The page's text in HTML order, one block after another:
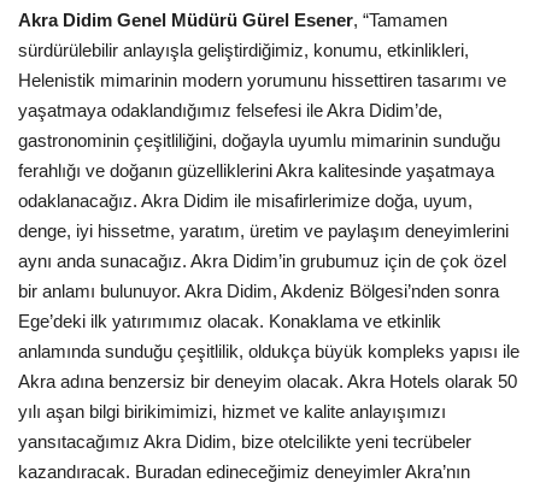
Akra Didim Genel Müdürü Gürel Esener, “Tamamen
sürdürülebilir anlayışla geliştirdiğimiz, konumu, etkinlikleri,
Helenistik mimarinin modern yorumunu hissettiren tasarımı ve
yaşatmaya odaklandığımız felsefesi ile Akra Didim’de,
gastronominin çeşitliliğini, doğayla uyumlu mimarinin sunduğu
ferahlığı ve doğanın güzelliklerini Akra kalitesinde yaşatmaya
odaklanacağız. Akra Didim ile misafirlerimize doğa, uyum,
denge, iyi hissetme, yaratım, üretim ve paylaşım deneyimlerini
aynı anda sunacağız. Akra Didim’in grubumuz için de çok özel
bir anlamı bulunuyor. Akra Didim, Akdeniz Bölgesi’nden sonra
Ege’deki ilk yatırımımız olacak. Konaklama ve etkinlik
anlamında sunduğu çeşitlilik, oldukça büyük kompleks yapısı ile
Akra adına benzersiz bir deneyim olacak. Akra Hotels olarak 50
yılı aşan bilgi birikimimizi, hizmet ve kalite anlayışımızı
yansıtacağımız Akra Didim, bize otelcilikte yeni tecrübeler
kazandıracak. Buradan edineceğimiz deneyimler Akra’nın